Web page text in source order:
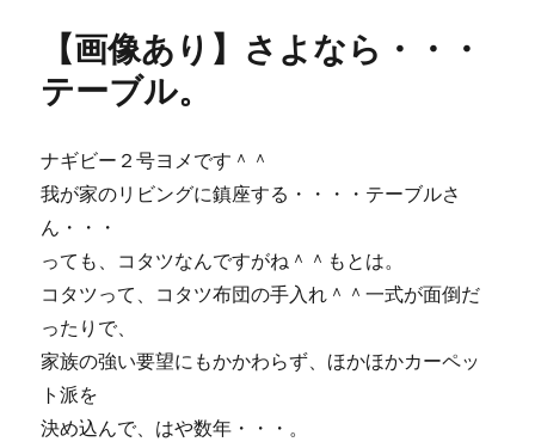
【画像あり】さよなら・・・
テーブル。
ナギビー２号ヨメです＾＾
我が家のリビングに鎮座する・・・・テーブルさ
ん・・・
っても、コタツなんですがね＾＾もとは。
コタツって、コタツ布団の手入れ＾＾一式が面倒だ
ったりで、
家族の強い要望にもかかわらず、ほかほかカーペッ
ト派を
決め込んで、はや数年・・・。